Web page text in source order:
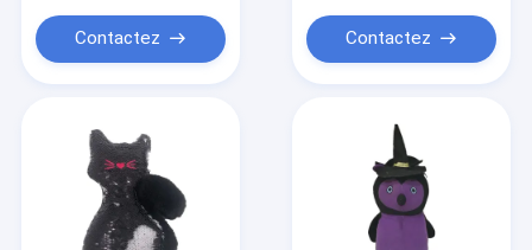
Contactez Contactez